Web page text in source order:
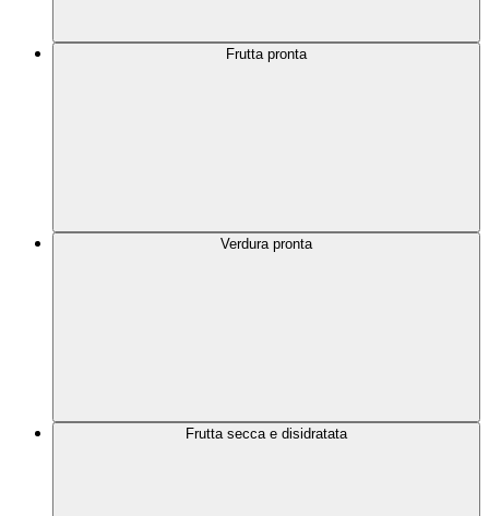
Frutta pronta
Verdura pronta
Frutta secca e disidratata